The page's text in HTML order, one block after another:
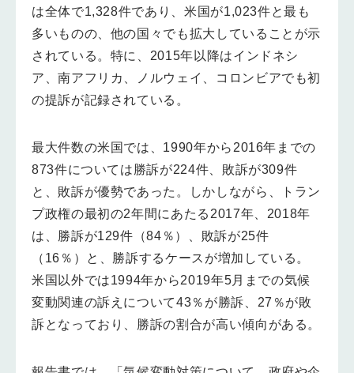
は全体で1,328件であり、米国が1,023件と最も
多いものの、他の国々でも拡大していることが示
されている。特に、2015年以降はインドネシ
ア、南アフリカ、ノルウェイ、コロンビアでも初
の提訴が記録されている。
最大件数の米国では、1990年から2016年までの
873件については勝訴が224件、敗訴が309件
と、敗訴が優勢であった。しかしながら、トラン
プ政権の最初の2年間にあたる2017年、2018年
は、勝訴が129件（84％）、敗訴が25件
（16％）と、勝訴するケースが増加している。
米国以外では1994年から2019年5月までの気候
変動関連の訴えについて43％が勝訴、27％が敗
訴となっており、勝訴の割合が高い傾向がある。